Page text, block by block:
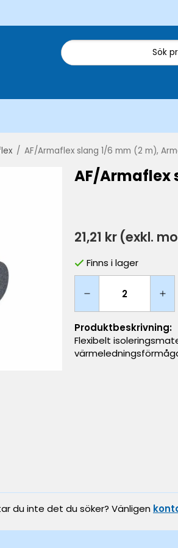
/ AF/Armaflex slang 1/6 mm (2 m),
AF/Armaflex
21,21 kr (exkl.
Finns i lager
Produktbeskrivning:
Flexibelt
du inte det du söker? Vänligen